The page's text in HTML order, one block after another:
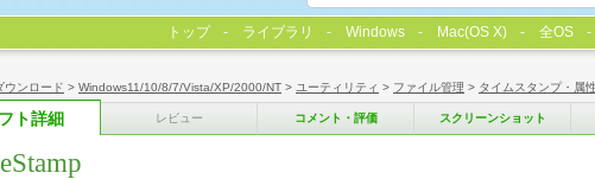
ウンロード > Windows11/10/8/7/Vista/XP/2000/NT > ユーティリティ > ファイル管理 > タイムスタンプ・属
ト詳細 レビュー コメント・評価 スクリーンショット
トップ ライブラリ Windows Mac(OS X) 全OS